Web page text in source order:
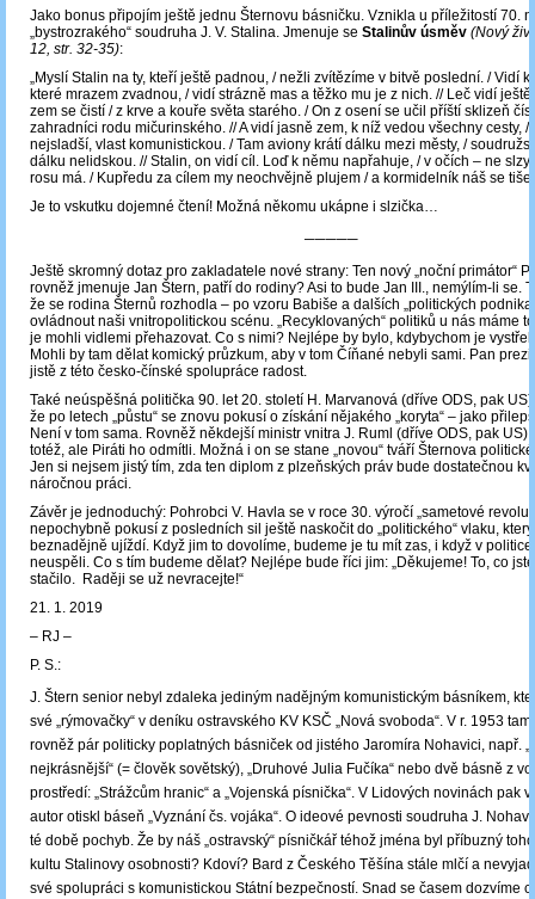
Jako bonus připojím ještě jednu Šternovu básničku. Vznikla u příležitostí 70.
„bystrozrakého“ soudruha J. V. Stalina. Jmenuje se Stalinův úsměv (Nový
12, str. 32-35):
„Myslí Stalin na ty, kteří ještě padnou, / nežli zvítězíme v bitvě poslední. / Vidí
které mrazem zvadnou, / vidí strázně mas a těžko mu je z nich. // Leč vidí
zem se čistí / z krve a kouře světa starého. / On z osení se učil příští sklizeň
zahradníci rodu mičurinského. // A vidí jasně zem, k níž vedou všechny cesty, /
nejsladší, vlast komunistickou. / Tam aviony krátí dálku mezi městy, /
dálku nelidskou. // Stalin, on vidí cíl. Loď k němu napřahuje, / v očích – ne
rosu má. / Kupředu za cílem my neochvějně plujem / a kormidelník náš se tiše
Je to vskutku dojemné čtení! Možná někomu ukápne i slzička…
─────
Ještě skromný dotaz pro zakladatele nové strany: Ten nový „noční primátor“
rovněž jmenuje Jan Štern, patří do rodiny? Asi to bude Jan III., nemýlím-li se.
že se rodina Šternů rozhodla – po vzoru Babiše a dalších „politických
ovládnout naši vnitropolitickou scénu. „Recyklovaných“ politiků u nás máme
je mohli vidlemi přehazovat. Co s nimi? Nejlépe by bylo, kdybychom je
Mohli by tam dělat komický průzkum, aby v tom Číňané nebyli sami. Pan
jistě z této česko-čínské spolupráce radost.
Také neúspěšná politička 90. let 20. století H. Marvanová (dříve ODS, pak
že po letech „půstu“ se znovu pokusí o získání nějakého „koryta“ – jako
Není v tom sama. Rovněž někdejší ministr vnitra J. Ruml (dříve ODS, pak US)
totéž, ale Piráti ho odmítli. Možná i on se stane „novou“ tváří Šternova
Jen si nejsem jistý tím, zda ten diplom z plzeňských práv bude dostatečnou
náročnou práci.
Závěr je jednoduchý: Pohrobci V. Havla se v roce 30. výročí „sametové
nepochybně pokusí z posledních sil ještě naskočit do „politického“ vlaku,
beznadějně ujíždí. Když jim to dovolíme, budeme je tu mít zas, i když v
neuspěli. Co s tím budeme dělat? Nejlépe bude říci jim: „Děkujeme! To, co
stačilo. Raději se už nevracejte!“
21. 1. 2019
‒ RJ ‒
P. S.:
J. Štern senior nebyl zdaleka jediným nadějným komunistickým básníkem,
své „rýmovačky“ v deníku ostravského KV KSČ „Nová svoboda“. V r. 1953
rovněž pár politicky poplatných básniček od jistého Jaromíra Nohavici, např.
nejkrásnější“ (= člověk sovětský), „Druhové Julia Fučíka“ nebo dvě básně z
prostředí: „Strážcům hranic“ a „Vojenská písnička“. V Lidových novinách pak v
autor otiskl báseň „Vyznání čs. vojáka“. O ideové pevnosti soudruha J.
té době pochyb. Že by náš „ostravský“ písničkář téhož jména byl příbuzný
kultu Stalinovy osobnosti? Kdoví? Bard z Českého Těšína stále mlčí a
své spolupráci s komunistickou Státní bezpečností. Snad se časem dozvíme